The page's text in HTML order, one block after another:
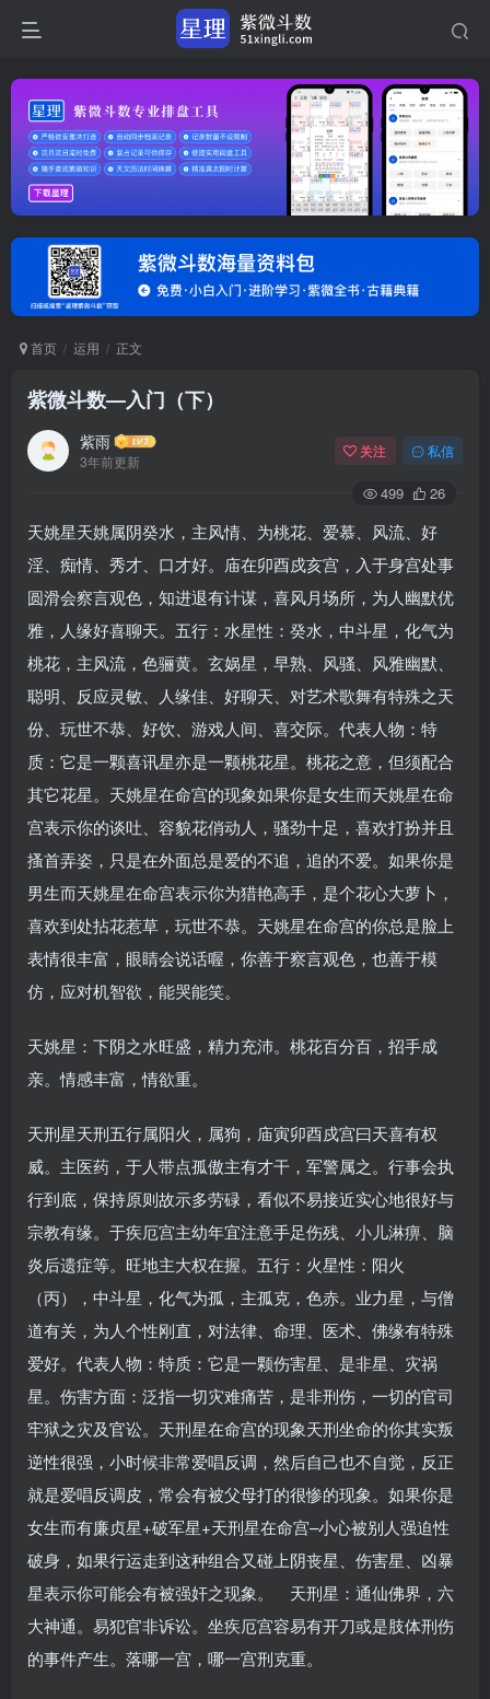
首页 运用 正文
紫微斗数—入门（下）
紫雨
3年前更新
关注 私信
499 26
天姚星天姚属阴癸水，主风情、为桃花、爱慕、风流、好
淫、痴情、秀才、口才好。庙在卯酉戍亥宫，入于身宫处事
圆滑会察言观色，知进退有计谋，喜风月场所，为人幽默优
雅，人缘好喜聊天。五行：水星性：癸水，中斗星，化气为
桃花，主风流，色骊黄。玄娲星，早熟、风骚、风雅幽默、
聪明、反应灵敏、人缘佳、好聊天、对艺术歌舞有特殊之天
份、玩世不恭、好饮、游戏人间、喜交际。代表人物：特
质：它是一颗喜讯星亦是一颗桃花星。桃花之意，但须配合
其它花星。天姚星在命宫的现象如果你是女生而天姚星在命
宫表示你的谈吐、容貌花俏动人，骚劲十足，喜欢打扮并且
搔首弄姿，只是在外面总是爱的不追，追的不爱。如果你是
男生而天姚星在命宫表示你为猎艳高手，是个花心大萝卜，
喜欢到处拈花惹草，玩世不恭。天姚星在命宫的你总是脸上
表情很丰富，眼睛会说话喔，你善于察言观色，也善于模
仿，应对机智欲，能哭能笑。
天姚星：下阴之水旺盛，精力充沛。桃花百分百，招手成
亲。情感丰富，情欲重。
天刑星天刑五行属阳火，属狗，庙寅卯酉戍宫曰天喜有权
威。主医药，于人带点孤傲主有才干，军警属之。行事会执
行到底，保持原则故示多劳碌，看似不易接近实心地很好与
宗教有缘。于疾厄宫主幼年宜注意手足伤残、小儿淋痹、脑
炎后遗症等。旺地主大权在握。五行：火星性：阳火
（丙），中斗星，化气为孤，主孤克，色赤。业力星，与僧
道有关，为人个性刚直，对法律、命理、医术、佛缘有特殊
爱好。代表人物：特质：它是一颗伤害星、是非星、灾祸
星。伤害方面：泛指一切灾难痛苦，是非刑伤，一切的官司
牢狱之灾及官讼。天刑星在命宫的现象天刑坐命的你其实叛
逆性很强，小时候非常爱唱反调，然后自己也不自觉，反正
就是爱唱反调皮，常会有被父母打的很惨的现象。如果你是
女生而有廉贞星+破军星+天刑星在命宫–小心被别人强迫性
破身，如果行运走到这种组合又碰上阴丧星、伤害星、凶暴
星表示你可能会有被强奸之现象。 天刑星：通仙佛界，六
大神通。易犯官非诉讼。坐疾厄宫容易有开刀或是肢体刑伤
的事件产生。落哪一宫，哪一宫刑克重。